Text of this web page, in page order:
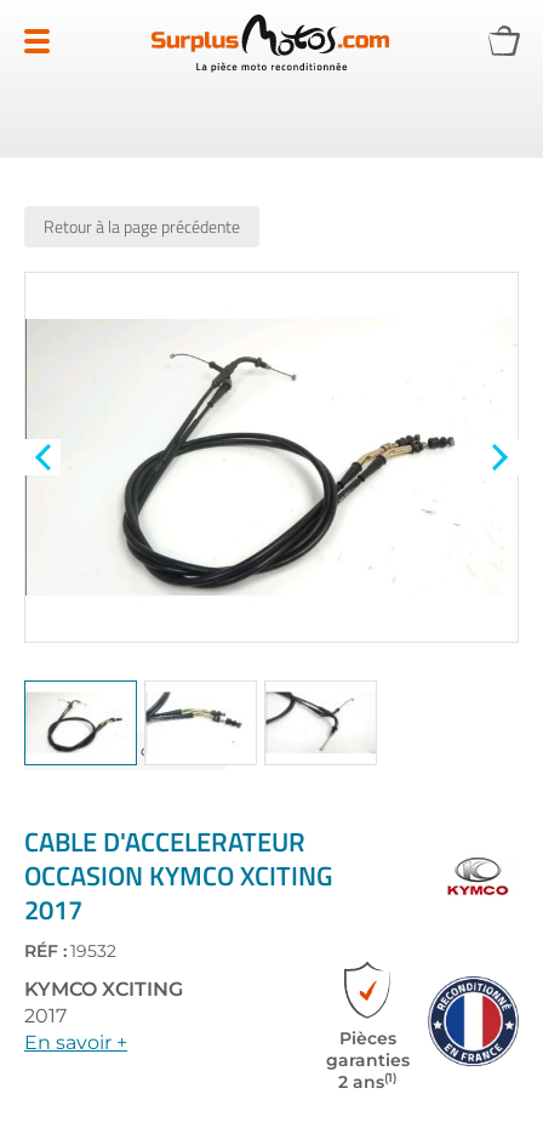
au
contenu
Retour à la page précédente
gallery
the
beginning
of
the
images
gallery
CABLE D'ACCELERATEUR
OCCASION KYMCO XCITING
2017
RÉF :19532
KYMCO XCITING
2017
En savoir +
Pièces
garanties
2 ans(1)